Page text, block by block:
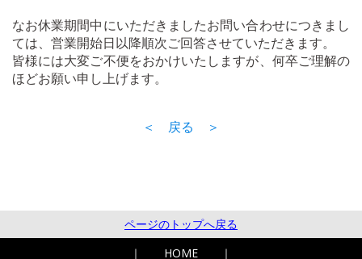
なお休業期間中にいただきましたお問い合わせにつきまし
ては、営業開始日以降順次ご回答させていただきます。
皆様には大変ご不便をおかけいたしますが、何卒ご理解の
ほどお願い申し上げます。
＜ 戻る ＞
ページのトップへ戻る
｜ HOME ｜